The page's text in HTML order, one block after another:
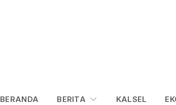
BERANDA BERITA KALSEL